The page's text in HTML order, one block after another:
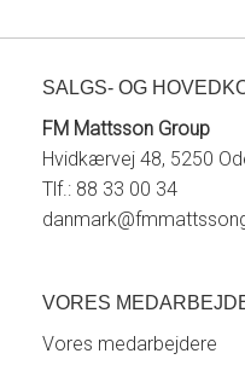
SALGS- OG
FM Mattsson Group
Hvidkærvej 48, 5250
Tlf.: 88 33 00 34
VORES
Vores medarbejdere